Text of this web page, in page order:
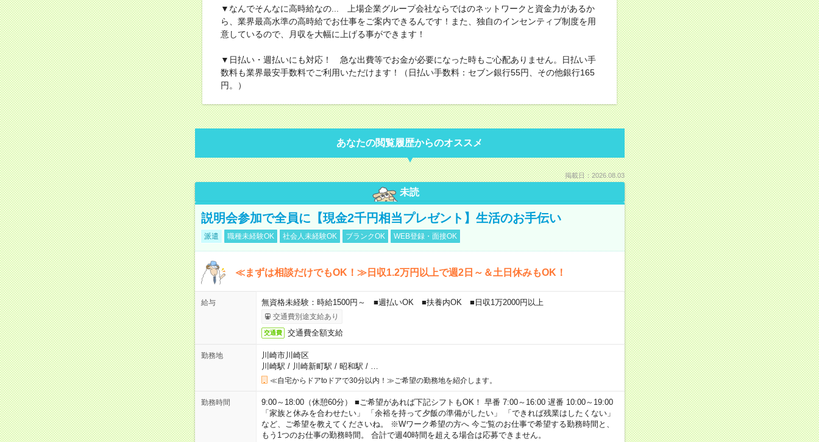
▼なんでそんなに高時給なの... 上場企業グループ会社ならではのネットワークと資金力があるか
ら、業界最高水準の高時給でお仕事をご案内できるんです！また、独自のインセンティブ制度を用
意しているので、月収を大幅に上げる事ができます！
▼日払い・週払いにも対応！ 急な出費等でお金が必要になった時もご心配ありません。日払い手
数料も業界最安手数料でご利用いただけます！（日払い手数料：セブン銀行55円、その他銀行165
円。）
あなたの閲覧履歴からのオススメ
掲載日：2026.08.03
未読
説明会参加で全員に【現金2千円相当プレゼント】生活のお手伝い
派遣 職種未経験OK 社会人未経験OK ブランクOK WEB登録・面接OK
≪まずは相談だけでもOK！≫日収1.2万円以上で週2日～＆土日休みもOK！
給与 無資格未経験：時給1500円～ ■週払いOK ■扶養内OK ■日収1万2000円以上
交通費別途支給あり
交通費 交通費全額支給
勤務地
川崎市川崎区
川崎駅 / 川崎新町駅 / 昭和駅 /
≪自宅からドアtoドアで30分以内！≫ご希望の勤務地を紹介します。
勤務時間
9:00～18:00（休憩60分） ■ご希望があれば下記シフトもOK！ 早番 7:00～16:00 遅番 10:00～19:00
「家族と休みを合わせたい」 「余裕を持って夕飯の準備がしたい」 「できれば残業はしたくない」
など、ご希望を教えてくださいね。 ※Wワーク希望の方へ 今ご覧のお仕事で希望する勤務時間と、
もう1つのお仕事の勤務時間。 合計で週40時間を超える場合は応募できません。